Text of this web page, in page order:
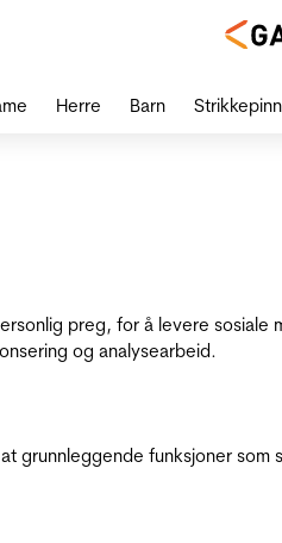
preg, for å levere
og analysearbeid.
grunnleggende funksjoner
Herre Barn